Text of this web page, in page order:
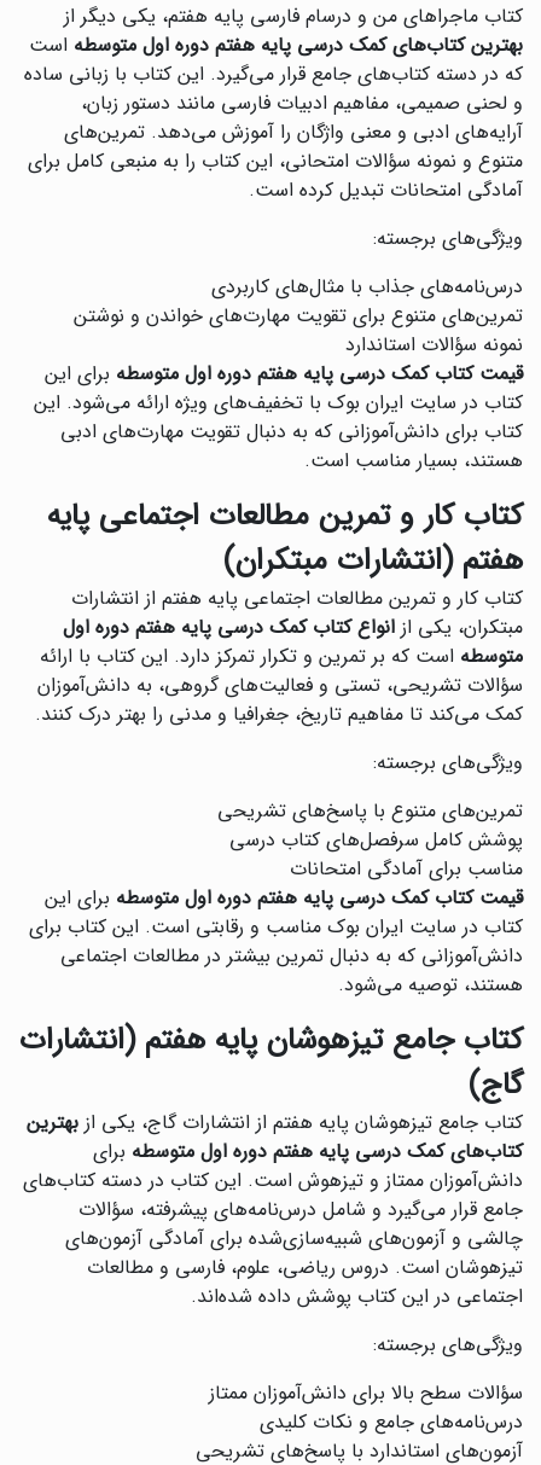
کتاب ماجراهای من و درسام فارسی پایه هفتم، یکی دیگر از
بهترین کتاب‌های کمک درسی پایه هفتم دوره اول متوسطه است
که در دسته کتاب‌های جامع قرار می‌گیرد. این کتاب با زبانی ساده
و لحنی صمیمی، مفاهیم ادبیات فارسی مانند دستور زبان،
آرایه‌های ادبی و معنی واژگان را آموزش می‌دهد. تمرین‌های
متنوع و نمونه سؤالات امتحانی، این کتاب را به منبعی کامل برای
آمادگی امتحانات تبدیل کرده است.
ویژگی‌های برجسته:
درس‌نامه‌های جذاب با مثال‌های کاربردی
تمرین‌های متنوع برای تقویت مهارت‌های خواندن و نوشتن
نمونه سؤالات استاندارد
قیمت کتاب کمک درسی پایه هفتم دوره اول متوسطه برای این
کتاب در سایت ایران بوک با تخفیف‌های ویژه ارائه می‌شود. این
کتاب برای دانش‌آموزانی که به دنبال تقویت مهارت‌های ادبی
هستند، بسیار مناسب است.
کتاب کار و تمرین مطالعات اجتماعی پایه
هفتم (انتشارات مبتکران)
کتاب کار و تمرین مطالعات اجتماعی پایه هفتم از انتشارات
مبتکران، یکی از انواع کتاب کمک درسی پایه هفتم دوره اول
متوسطه است که بر تمرین و تکرار تمرکز دارد. این کتاب با ارائه
سؤالات تشریحی، تستی و فعالیت‌های گروهی، به دانش‌آموزان
کمک می‌کند تا مفاهیم تاریخ، جغرافیا و مدنی را بهتر درک کنند.
ویژگی‌های برجسته:
تمرین‌های متنوع با پاسخ‌های تشریحی
پوشش کامل سرفصل‌های کتاب درسی
مناسب برای آمادگی امتحانات
قیمت کتاب کمک درسی پایه هفتم دوره اول متوسطه برای این
کتاب در سایت ایران بوک مناسب و رقابتی است. این کتاب برای
دانش‌آموزانی که به دنبال تمرین بیشتر در مطالعات اجتماعی
هستند، توصیه می‌شود.
کتاب جامع تیزهوشان پایه هفتم (انتشارات
گاج)
کتاب جامع تیزهوشان پایه هفتم از انتشارات گاج، یکی از بهترین
کتاب‌های کمک درسی پایه هفتم دوره اول متوسطه برای
دانش‌آموزان ممتاز و تیزهوش است. این کتاب در دسته کتاب‌های
جامع قرار می‌گیرد و شامل درس‌نامه‌های پیشرفته، سؤالات
چالشی و آزمون‌های شبیه‌سازی‌شده برای آمادگی آزمون‌های
تیزهوشان است. دروس ریاضی، علوم، فارسی و مطالعات
اجتماعی در این کتاب پوشش داده شده‌اند.
ویژگی‌های برجسته:
سؤالات سطح بالا برای دانش‌آموزان ممتاز
درس‌نامه‌های جامع و نکات کلیدی
آزمون‌های استاندارد با پاسخ‌های تشریحی